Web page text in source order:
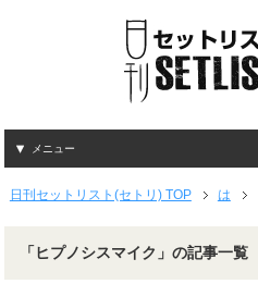
メニュー
日刊セットリスト(セトリ) TOP は
「ヒプノシスマイク」の記事一覧